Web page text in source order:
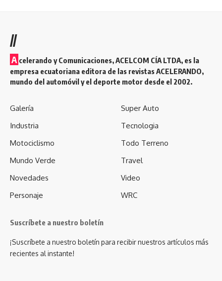
//
A celerando y Comunicaciones, ACELCOM CÍA LTDA, es la
empresa ecuatoriana editora de las revistas ACELERANDO,
mundo del automóvil y el deporte motor desde el 2002.
Galería
Industria
Motociclismo
Mundo Verde
Novedades
Personaje
Super Auto
Tecnologia
Todo Terreno
Travel
Video
WRC
Suscríbete a nuestro boletín
¡Suscríbete a nuestro boletín para recibir nuestros artículos más
recientes al instante!